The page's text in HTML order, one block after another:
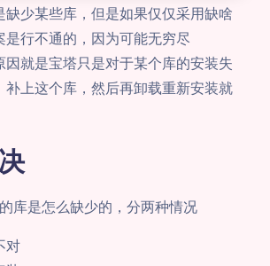
缺少某些库，但是如果仅仅采用缺啥
是行不通的，因为可能无穷尽
因就是宝塔只是对于某个库的安装失
补上这个库，然后再卸载重新安装就
库是怎么缺少的，分两种情况
对